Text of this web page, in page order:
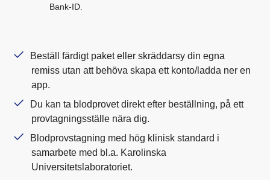
Bank-ID.
Beställ färdigt paket eller skräddarsy din egna
remiss utan att behöva skapa ett konto/ladda ner en
app.
Du kan ta blodprovet direkt efter beställning, på ett
provtagningsställe nära dig.
Blodprovstagning med hög klinisk standard i
samarbete med bl.a. Karolinska
Universitetslaboratoriet.